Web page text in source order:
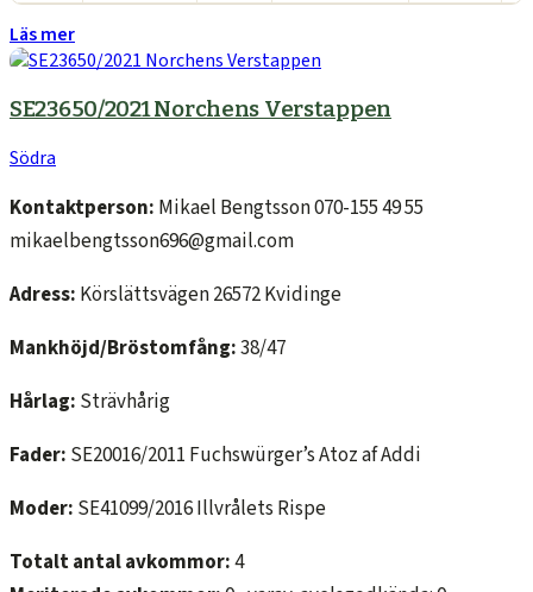
Läs mer
SE23650/2021 Norchens Verstappen
Södra
Kontaktperson: Mikael Bengtsson 070-155 49 55
mikaelbengtsson696@gmail.com
Adress: Körslättsvägen 26572 Kvidinge
Mankhöjd/Bröstomfång:38/47
Hårlag: Strävhårig
Fader: SE20016/2011 Fuchswürger’s Atoz af Addi
Moder: SE41099/2016 Illvrålets Rispe
Totalt antal avkommor:4